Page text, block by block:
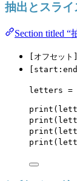
抽出とスライ
Section titled
[オフセット]
letters =
print (
print (
print (
print (